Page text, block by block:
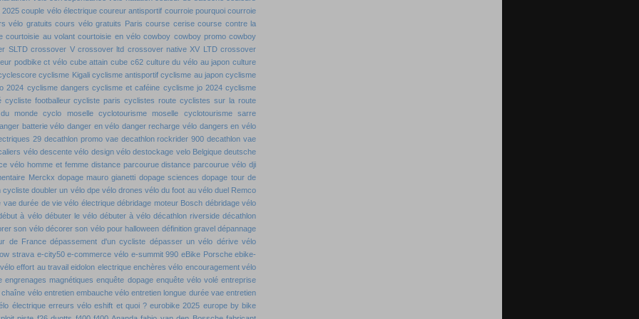
2025 couple vélo électrique coureur antisportif courroie pourquoi courroie
vélo gratuits cours vélo gratuits Paris course cerise course contre la
courtoisie au volant courtoisie en vélo cowboy cowboy promo cowboy
SLTD crossover V crossover ltd crossover native XV LTD crossover
podbike ct vélo cube attain cube c62 culture du vélo au japon culture
cyclisme Kigali cyclisme antisportif cyclisme au japon cyclisme
2024 cyclisme dangers cyclisme et caféine cyclisme jo 2024 cyclisme
cycliste footballeur cycliste paris cyclistes route cyclistes sur la route
monde cyclo moselle cyclotourisme moselle
cyclotourisme sarre
batterie vélo danger en vélo danger recharge vélo dangers en vélo
29 decathlon promo vae decathlon rockrider 900 decathlon vae
vélo descente vélo design vélo destockage velo Belgique deutsche
vélo homme et femme distance parcourue distance parcourue vélo dji
Merckx dopage mauro gianetti dopage sciences dopage tour de
cycliste doubler un vélo dpe vélo drones vélo du foot au vélo duel Remco
vae durée de vie vélo électrique débridage moteur Bosch débridage vélo
à vélo débuter le vélo débuter à vélo décathlon riverside décathlon
son vélo décorer son vélo pour halloween définition gravel dépannage
de France dépassement d'un cycliste dépasser un vélo dérive vélo
strava e-city50 e-commerce vélo e-summit 990 eBike Porsche ebike-
effort au travail eidolon electrique enchères vélo encouragement vélo
engrenages magnétiques enquête dopage enquête vélo volé entreprise
chaîne vélo entretien embauche vélo entretien longue durée vae entretien
électrique erreurs vélo eshift et quoi ? eurobike 2025 europe by bike